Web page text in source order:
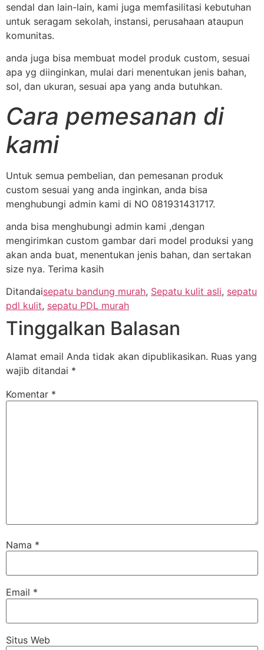
sendal dan lain-lain, kami juga memfasilitasi kebutuhan
untuk seragam sekolah, instansi, perusahaan ataupun
komunitas.
anda juga bisa membuat model produk custom, sesuai
apa yg diinginkan, mulai dari menentukan jenis bahan,
sol, dan ukuran, sesuai apa yang anda butuhkan.
Cara pemesanan di
kami
Untuk semua pembelian, dan pemesanan produk
custom sesuai yang anda inginkan, anda bisa
menghubungi admin kami di NO 081931431717.
anda bisa menghubungi admin kami ,dengan
mengirimkan custom gambar dari model produksi yang
akan anda buat, menentukan jenis bahan, dan sertakan
size nya. Terima kasih
Ditandaisepatu bandung murah, Sepatu kulit asli, sepatu
pdl kulit, sepatu PDL murah
Tinggalkan Balasan
Alamat email Anda tidak akan dipublikasikan. Ruas yang
wajib ditandai *
Komentar *
Nama *
Email *
Situs Web